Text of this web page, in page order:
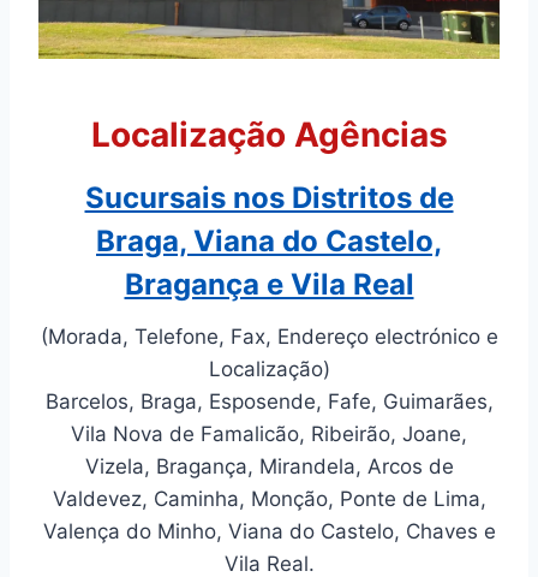
Localização Agências
Sucursais nos Distritos de
Braga, Viana do Castelo,
Bragança e Vila Real
(Morada, Telefone, Fax, Endereço electrónico e
Localização)
Barcelos, Braga, Esposende, Fafe, Guimarães,
Vila Nova de Famalicão, Ribeirão, Joane,
Vizela, Bragança, Mirandela, Arcos de
Valdevez, Caminha, Monção, Ponte de Lima,
Valença do Minho, Viana do Castelo, Chaves e
Vila Real.